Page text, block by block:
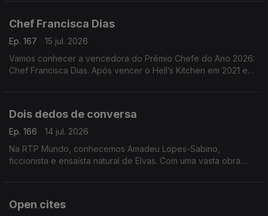
Chef Francisca Dias
Ep. 167
15 jul. 2026
Vamos conhecer a vencedora do Prémio Chefe do Ano 2026:
Chef Francisca Dias. Após vencer o Hell’s Kitchen em 2021 e
Dois dedos de conversa
Ep. 166
14 jul. 2026
Na RTP Mundo, conhecemos Amadeu Lopes-Sabino,
ficcionista e ensaísta natural de Elvas. Com uma vasta obra
Open cites